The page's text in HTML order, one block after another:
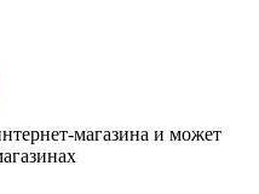
магазина и может